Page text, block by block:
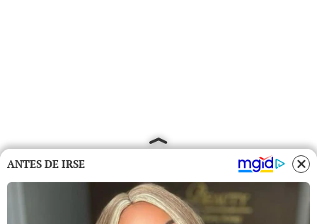
ANTES DE IRSE